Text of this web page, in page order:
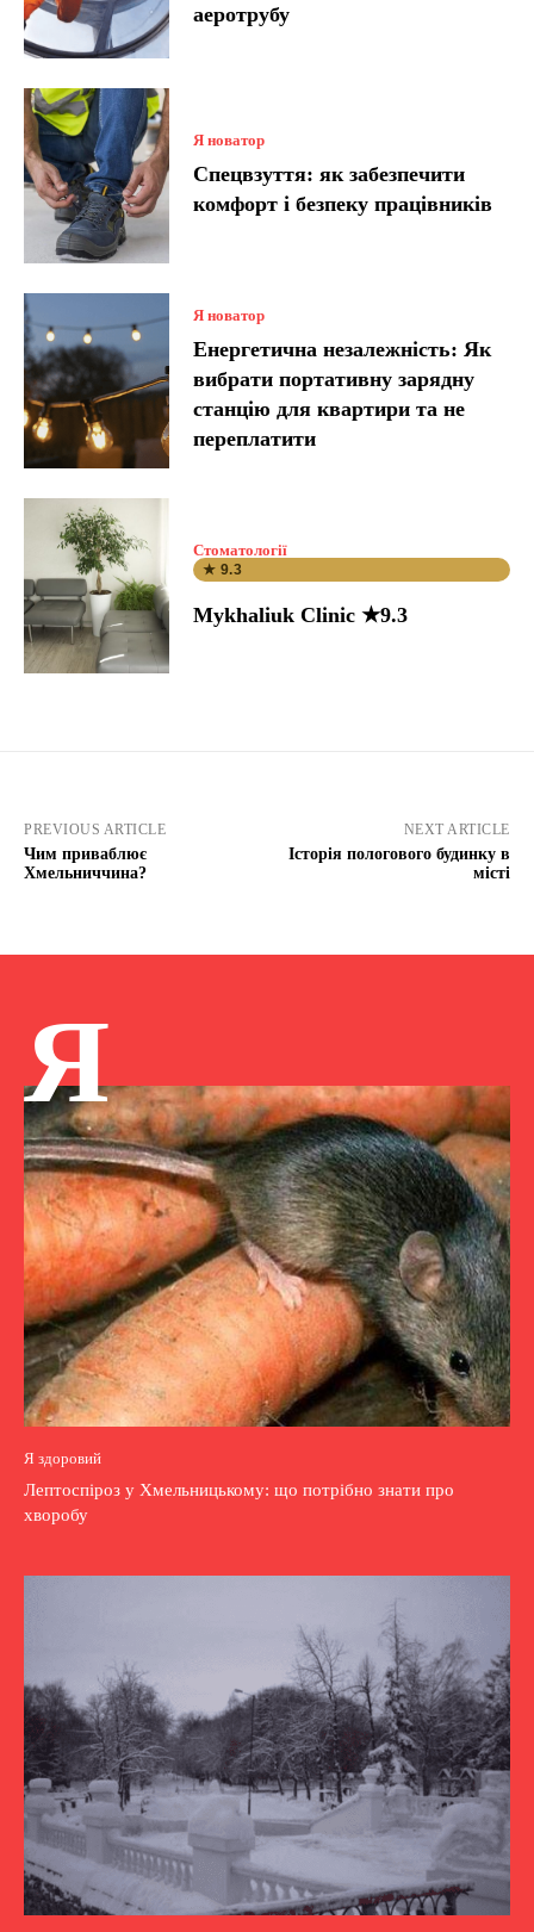
аеротрубу
Я новатор
Спецвзуття: як забезпечити
комфорт і безпеку працівників
Я новатор
Енергетична незалежність: Як
вибрати портативну зарядну
станцію для квартири та не
переплатити
Стоматології
★ 9.3
Mykhaliuk Clinic ★9.3
PREVIOUS ARTICLE
Чим приваблює
Хмельниччина?
NEXT ARTICLE
Історія пологового будинку в
місті
Я
Я здоровий
Лептоспіроз у Хмельницькому: що потрібно знати про
хворобу